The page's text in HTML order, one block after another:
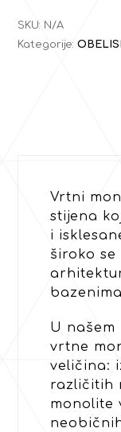
SKU: N/A
Kategorije:
Vrtni
stijena
i
široko se
U
vrtne
veličina:
različitih
monolite